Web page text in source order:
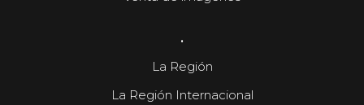
.
La Región
La Región Internacional